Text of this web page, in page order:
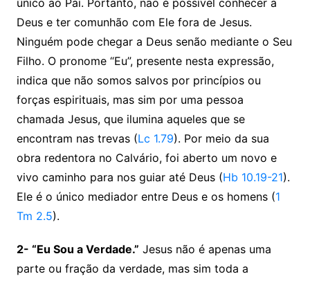
único ao Pai. Portanto, não é possível conhecer a
Deus e ter comunhão com Ele fora de Jesus.
Ninguém pode chegar a Deus senão mediante o Seu
Filho. O pronome “Eu”, presente nesta expressão,
indica que não somos salvos por princípios ou
forças espirituais, mas sim por uma pessoa
chamada Jesus, que ilumina aqueles que se
encontram nas trevas (Lc 1.79). Por meio da sua
obra redentora no Calvário, foi aberto um novo e
vivo caminho para nos guiar até Deus (Hb 10.19-21).
Ele é o único mediador entre Deus e os homens (1
Tm 2.5).
2- “Eu Sou a Verdade.” Jesus não é apenas uma
parte ou fração da verdade, mas sim toda a